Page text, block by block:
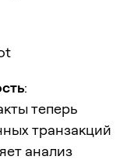
:
теперь
транзакций
анализ